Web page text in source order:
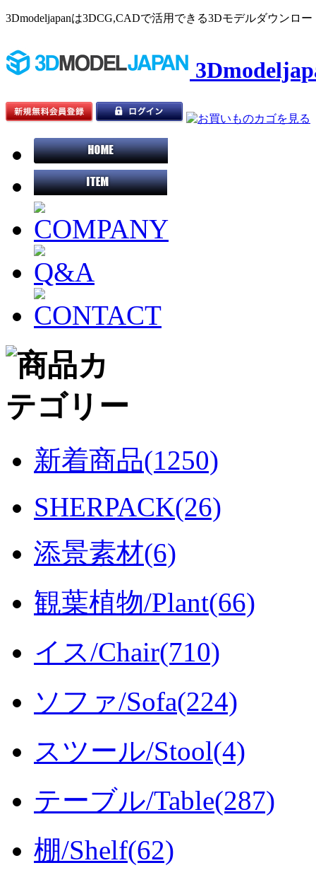
3Dmodeljapanは3DCG,CADで活用できる3Dモデルダウンロ
新着商品(1250)
SHERPACK(26)
添景素材(6)
観葉植物/Plant(66)
イス/Chair(710)
ソファ/Sofa(224)
スツール/Stool(4)
テーブル/Table(287)
棚/Shelf(62)